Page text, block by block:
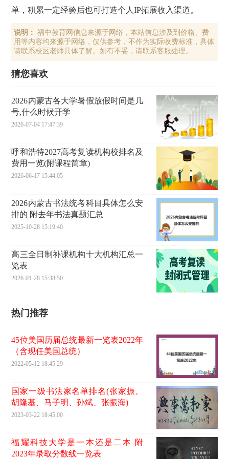
单，积累一定经验后也可打造个人IP拓展收入渠道。
说明：
福中教育网信息来源于网络，本站信息涉及到价格、费
用等内容均来源于网络，仅供参考，不作为实际收费标准，具体
请联系校区老师具体了解。如有不妥，请联系客服处理。
猜您喜欢
2026内蒙古各大学暑假放假时间是几
号,什么时候开学
2026-07-04 17:47:39
呼和浩特2027高考复读机构校排名及
费用一览(附课程简章)
2026-06-17 15:44:05
2026内蒙古书法统考科目具体怎么安
排的 附去年书法真题汇总
2025-10-28 15:19:40
高三全日制补课机构十大机构汇总一
览表
2026-01-28 15:38:50
热门推荐
45位美国历届总统最新一览表2022年
（含现任美国总统）
2022-05-12 18:45:29
国家一级书法家名单排名(张家振、
胡隆基、马子明、孙斌、张振海)
2023-03-22 18:45:00
福耀科技大学是一本还是二本 附
2023年录取分数线一览表